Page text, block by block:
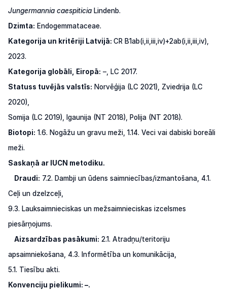
Jungermannia caespiticia Lindenb.
Dzimta: Endogemmataceae.
Kategorija un kritēriji Latvijā: CR B1ab(i,ii,iii,iv)+2ab(i,ii,iii,iv),
2023.
Kategorija globāli, Eiropā: –, LC 2017.
Statuss tuvējās valstīs: Norvēģija (LC 2021), Zviedrija (LC
2020),
Somija (LC 2019), Igaunija (NT 2018), Polija (NT 2018).
Biotopi: 1.6. Nogāžu un gravu meži, 1.14. Veci vai dabiski boreāli
meži.
Saskaņā ar IUCN metodiku.
Draudi: 7.2. Dambji un ūdens saimniecības/izmantošana, 4.1.
Ceļi un dzelzceļi,
9.3. Lauksaimnieciskas un mežsaimnieciskas izcelsmes
piesārņojums.
Aizsardzības pasākumi: 2.1. Atradņu/teritoriju
apsaimniekošana, 4.3. Informētība un komunikācija,
5.1. Tiesību akti.
Konvenciju pielikumi: –.